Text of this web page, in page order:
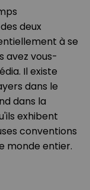
deux
à se
avez vous-
Il existe
dans le
dans la
exhibent
conventions
monde entier.